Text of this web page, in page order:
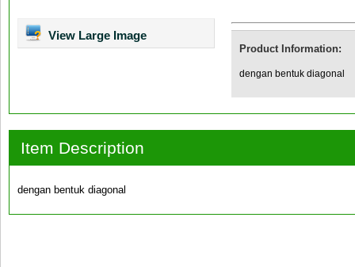
View Large Image
Product Information:
dengan bentuk diagonal
Item Description
dengan bentuk diagonal